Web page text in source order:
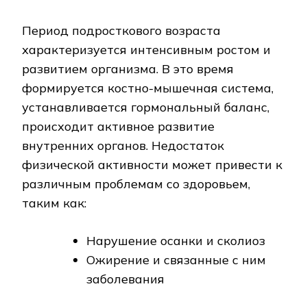
Период подросткового возраста
характеризуется интенсивным ростом и
развитием организма. В это время
формируется костно-мышечная система‚
устанавливается гормональный баланс‚
происходит активное развитие
внутренних органов. Недостаток
физической активности может привести к
различным проблемам со здоровьем‚
таким как:
Нарушение осанки и сколиоз
Ожирение и связанные с ним
заболевания